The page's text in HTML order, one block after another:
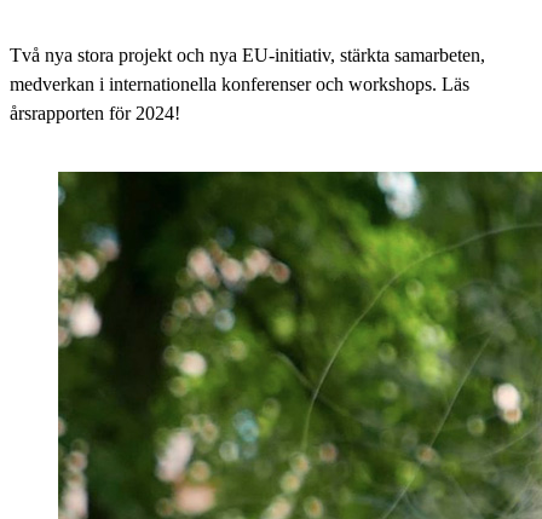
Två nya stora projekt och nya EU-initiativ, stärkta samarbeten,
medverkan i internationella konferenser och workshops. Läs
årsrapporten för 2024!